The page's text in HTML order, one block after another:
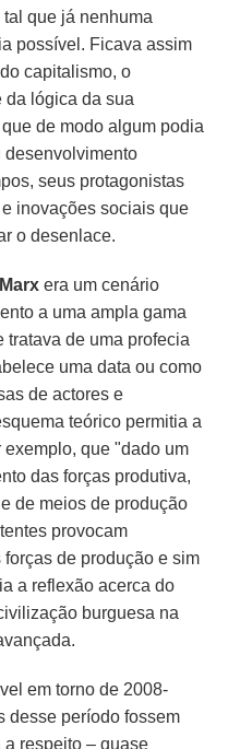
que já nenhuma
possível. Ficava assim
capitalismo, o
da lógica da sua
de modo algum podia
desenvolvimento
seus protagonistas
inovações sociais que
o desenlace.
Marx era um cenário
a uma ampla gama
tratava de uma profecia
uma data ou como
de actores e
teórico permitia a
exemplo, que "dado um
das forças produtiva,
de meios de produção
provocam
de produção e sim
a reflexão acerca do
burguesa na
em torno de 2008-
desse período fossem
respeito – quase